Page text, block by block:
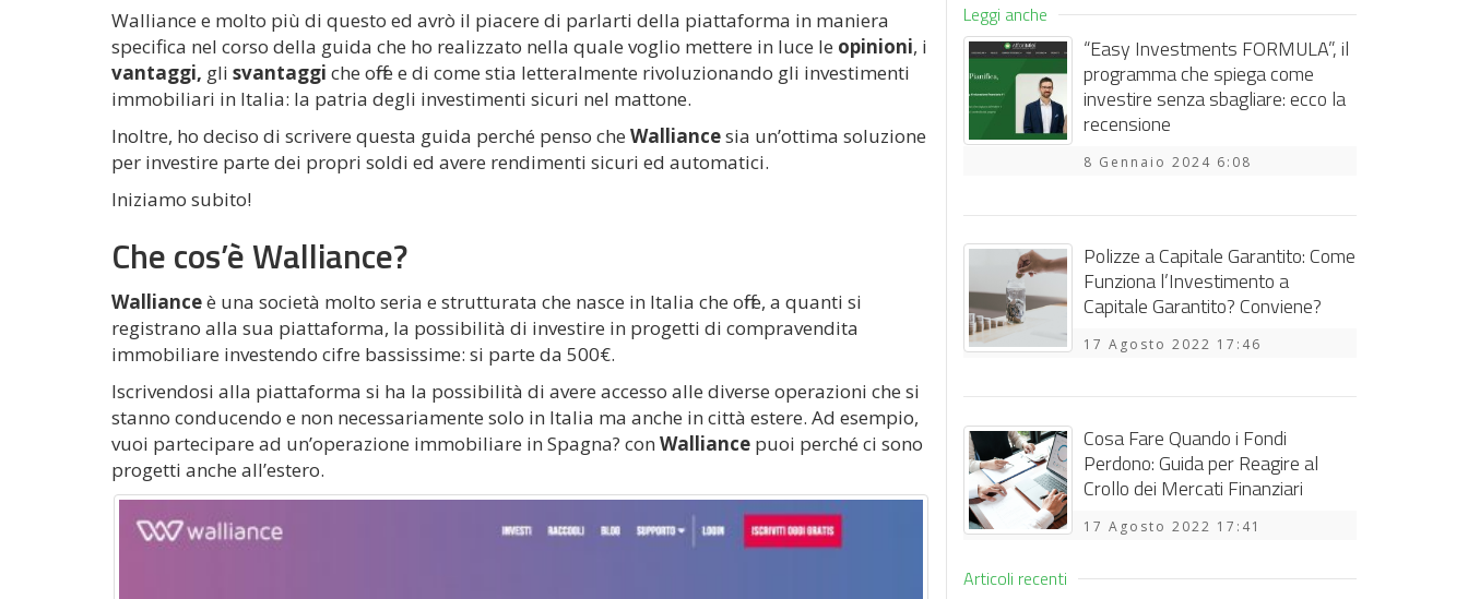
Walliance e molto più di questo ed avrò il piacere di parlarti della piattaforma in maniera
specifica nel corso della guida che ho realizzato nella quale voglio mettere in luce le opinioni, i
vantaggi, gli svantaggi che offre e di come stia letteralmente rivoluzionando gli investimenti
immobiliari in Italia: la patria degli investimenti sicuri nel mattone.
Inoltre, ho deciso di scrivere questa guida perché penso che Walliancesia un’ottima soluzione
per investire parte dei propri soldi ed avere rendimenti sicuri ed automatici.
Iniziamo subito!
Che cos’è Walliance?
Wallianceè una società molto seria e strutturata che nasce in Italia che offre, a quanti si
registrano alla sua piattaforma, la possibilità di investire in progetti di compravendita
immobiliare investendo cifre bassissime: si parte da 500€.
Iscrivendosi alla piattaforma si ha la possibilità di avere accesso alle diverse operazioni che si
stanno conducendo e non necessariamente solo in Italia ma anche in città estere. Ad esempio,
vuoi partecipare ad un’operazione immobiliare in Spagna? con Walliance puoi perché ci sono
progetti anche all’estero.
Leggi anche
“Easy Investments FORMULA”, il
programma che spiega come
investire senza sbagliare: ecco la
recensione
8 Gennaio 2024 6:08
Polizze a Capitale Garantito: Come
Funziona l’Investimento a
Capitale Garantito? Conviene?
17 Agosto 2022 17:46
Cosa Fare Quando i Fondi
Perdono: Guida per Reagire al
Crollo dei Mercati Finanziari
17 Agosto 2022 17:41
Articoli recenti